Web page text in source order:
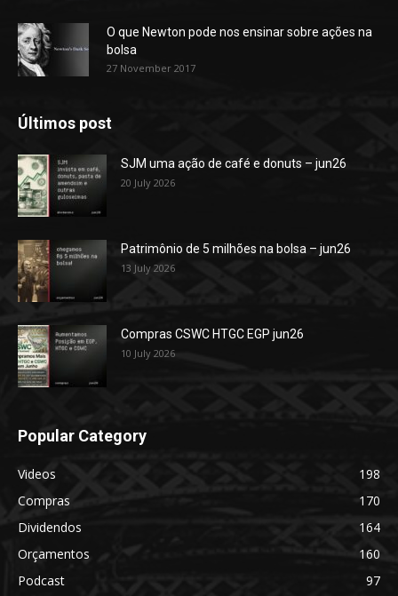
O que Newton pode nos ensinar sobre ações na
bolsa
27 November 2017
Últimos post
SJM uma ação de café e donuts – jun26
20 July 2026
Patrimônio de 5 milhões na bolsa – jun26
13 July 2026
Compras CSWC HTGC EGP jun26
10 July 2026
Popular Category
Videos
198
Compras
170
Dividendos
164
Orçamentos
160
Podcast
97